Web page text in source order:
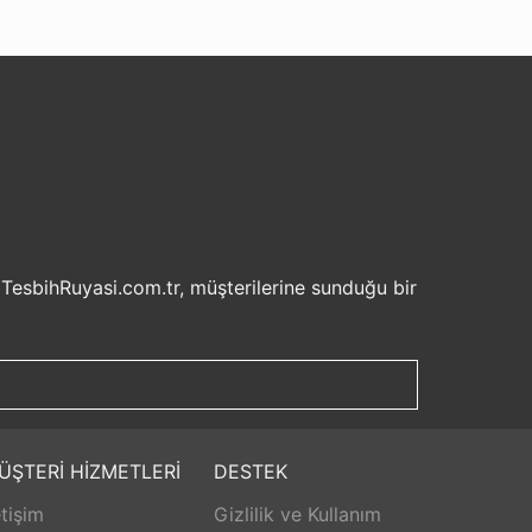
müşterilerine sunduğu bir
deneyiminizi keyifli hale getirebilirsiniz.
ürünü beğenmez veya istediğiniz gibi
olmadan istediğiniz ürünü seçebilirsiniz.
sunar. Ürünlerle ilgili herhangi bir sorun
HİZMETLERİ
DESTEK
Gizlilik ve Kullanım